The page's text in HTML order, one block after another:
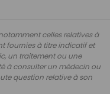
celles relatives à
fournies à titre indicatif et
un traitement ou une
à consulter un médecin ou
question relative à son